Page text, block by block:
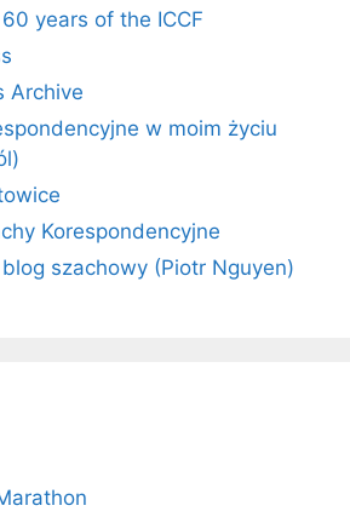
years of the ICCF
Archive
w moim życiu
Korespondencyjne
szachowy (Piotr Nguyen)